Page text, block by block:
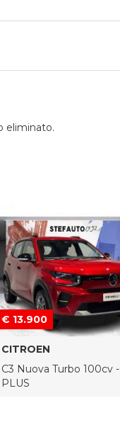
eliminato.
€ 13.900
CITROEN
C3 Nuova Turbo 100cv -
PLUS